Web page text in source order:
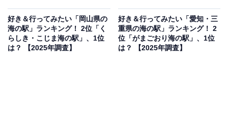
しめるから」（30代回答しない／高知県）、「子どもと
バーチャル体験ができる施設に行ってみたい」（40代女
性／大阪府）といった声が集まりました。
好き＆行ってみたい「岡山県の
海の駅」ランキング！ 2位「く
らしき・こじま海の駅」、1位
は？ 【2025年調査】
好き＆行ってみたい「愛知・三
重県の海の駅」ランキング！ 2
位「がまごおり海の駅」、1位
は？ 【2025年調査】